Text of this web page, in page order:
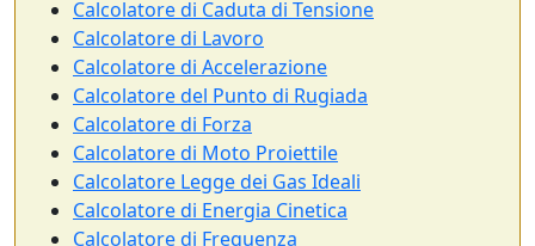
Calcolatore di Caduta di Tensione
Calcolatore di Lavoro
Calcolatore di Accelerazione
Calcolatore del Punto di Rugiada
Calcolatore di Forza
Calcolatore di Moto Proiettile
Calcolatore Legge dei Gas Ideali
Calcolatore di Energia Cinetica
Calcolatore di Frequenza